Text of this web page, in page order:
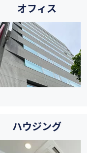
オフィス
ハウジング